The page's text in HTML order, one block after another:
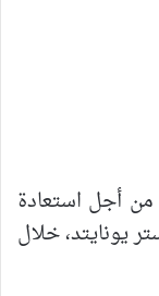
أجل استعادة
يونايتد، خلال